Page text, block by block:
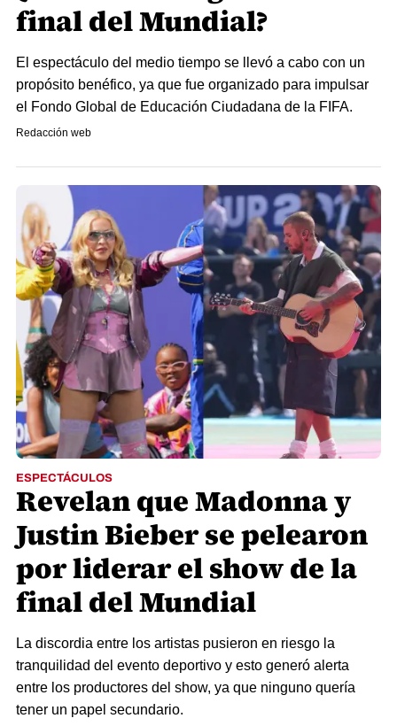
final del Mundial?
El espectáculo del medio tiempo se llevó a cabo con un
propósito benéfico, ya que fue organizado para impulsar
el Fondo Global de Educación Ciudadana de la FIFA.
Redacción web
ESPECTÁCULOS
Revelan que Madonna y
Justin Bieber se pelearon
por liderar el show de la
final del Mundial
La discordia entre los artistas pusieron en riesgo la
tranquilidad del evento deportivo y esto generó alerta
entre los productores del show, ya que ninguno quería
tener un papel secundario.